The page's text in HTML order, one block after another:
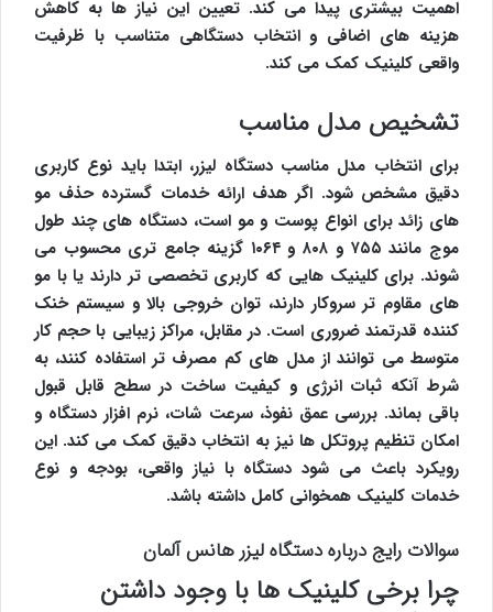
اهمیت بیشتری پیدا می کند. تعیین این نیاز ها به کاهش
هزینه های اضافی و انتخاب دستگاهی متناسب با ظرفیت
واقعی کلینیک کمک می کند.
تشخیص مدل مناسب
برای انتخاب مدل مناسب دستگاه لیزر، ابتدا باید نوع کاربری
دقیق مشخص شود. اگر هدف ارائه خدمات گسترده حذف مو
های زائد برای انواع پوست و مو است، دستگاه های چند طول
موج مانند ۷۵۵ و ۸۰۸ و ۱۰۶۴ گزینه جامع تری محسوب می
شوند. برای کلینیک هایی که کاربری تخصصی تر دارند یا با مو
های مقاوم تر سروکار دارند، توان خروجی بالا و سیستم خنک
کننده قدرتمند ضروری است. در مقابل، مراکز زیبایی با حجم کار
متوسط می توانند از مدل های کم مصرف تر استفاده کنند، به
شرط آنکه ثبات انرژی و کیفیت ساخت در سطح قابل قبول
باقی بماند. بررسی عمق نفوذ، سرعت شات، نرم افزار دستگاه و
امکان تنظیم پروتکل ها نیز به انتخاب دقیق کمک می کند. این
رویکرد باعث می شود دستگاه با نیاز واقعی، بودجه و نوع
خدمات کلینیک همخوانی کامل داشته باشد.
سوالات رایج درباره دستگاه لیزر هانس آلمان
چرا برخی کلینیک ها با وجود داشتن